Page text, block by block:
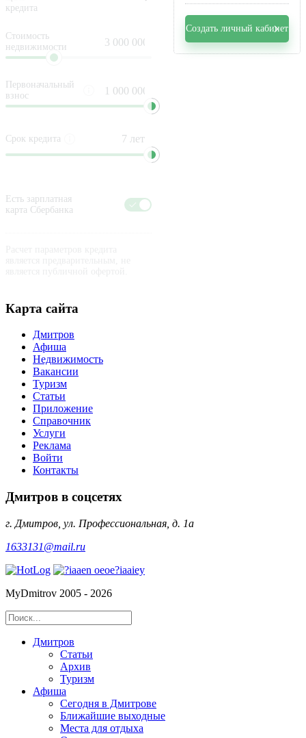
кредита
Стоимость
недвижимости
Первоначальный
взнос
Срок кредита
Есть зарплатная
карта Сбербанка
Создать личный кабинет
Карта сайта
Дмитров
Афиша
Недвижимость
Вакансии
Туризм
Статьи
Приложение
Справочник
Услуги
Реклама
Войти
Контакты
Дмитров в соцсетях
г. Дмитров, ул. Профессиональная, д. 1а
1633131@mail.ru
MyDmitrov 2005 - 2026
Дмитров
Статьи
Архив
Туризм
Афиша
Сегодня в Дмитрове
Ближайшие выходные
Места для отдыха